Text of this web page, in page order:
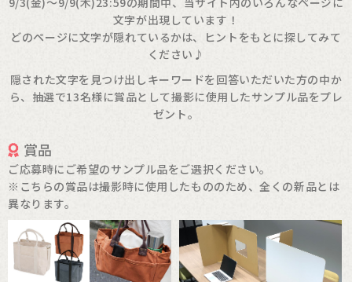
文字が出現しています！
どのページに文字が隠れているかは、ヒントをもとに探してみて
ください♪
隠された文字を見つけ出しキーワードを回答いただいた方の中か
ら、抽選で13名様に賞品として撮影に使用したサンプル品をプレ
ゼント。
賞品
ご応募時にご希望のサンプル品をご選択ください。
※こちらの賞品は撮影時に使用したもののため、全くの新品とは
異なります。